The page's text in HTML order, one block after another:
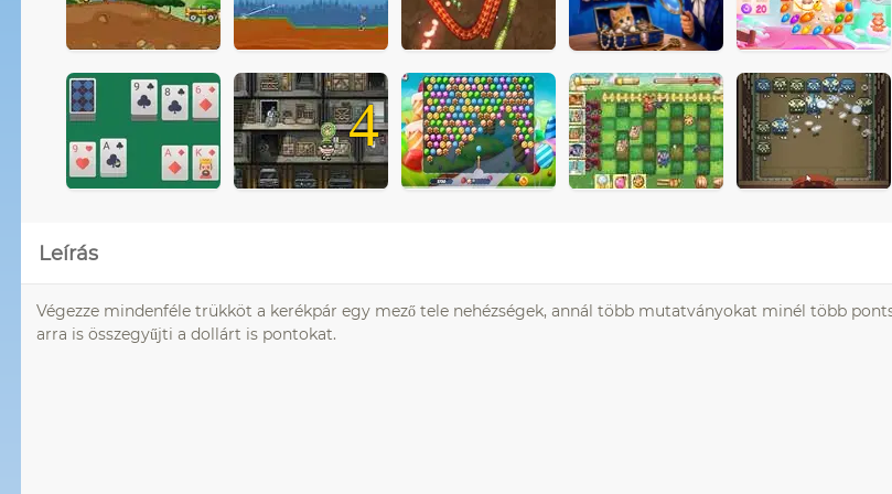
4
Leírás
Végezze mindenféle trükköt a kerékpár egy mező tele nehézségek, annál több mutatványokat minél több
arra is összegyűjti a dollárt is pontokat.